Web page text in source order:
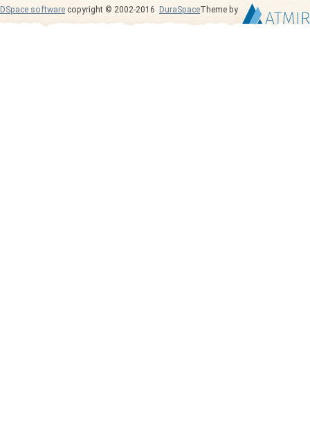
DSpace software copyright © 2002-2016 DuraSpaceTheme by